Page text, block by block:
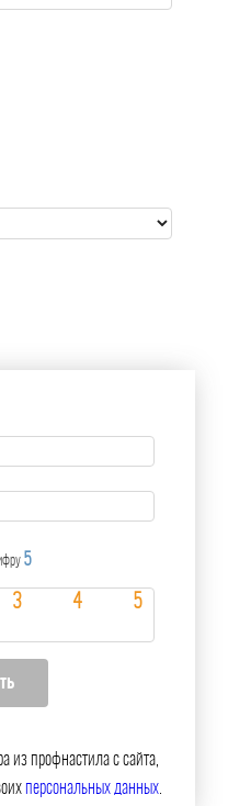
5
из профнастила с сайта,
персональных данных.